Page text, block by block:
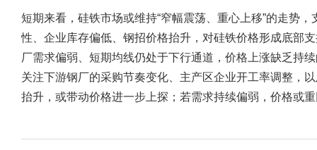
短期来看，硅铁市场或维持“窄幅震荡、重心上移”的走势
性、企业库存偏低、钢招价格抬升，对硅铁价格形成底部
厂需求偏弱、短期均线仍处于下行通道，价格上涨缺乏持
关注下游钢厂的采购节奏变化、主产区企业开工率调整，
抬升，或带动价格进一步上探；若需求持续偏弱，价格或